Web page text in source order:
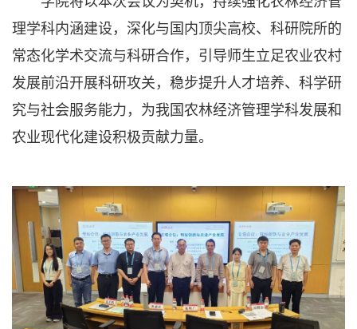
理学科内涵建设，深化与国内顶尖高校、科研院所的
常态化学术交流与科研合作，引导师生立足农业农村
发展前沿开展科研攻关，稳步提升人才培养、科学研
究与社会服务能力，为我国农林经济管理学科发展和
农业现代化建设积极贡献力量。